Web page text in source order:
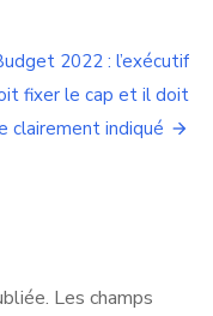
2022 : l’exécutif
fixer le cap et il doit
clairement indiqué
Les champs